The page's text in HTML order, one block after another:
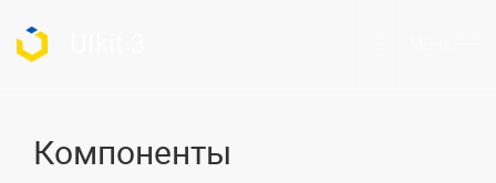
Компоненты